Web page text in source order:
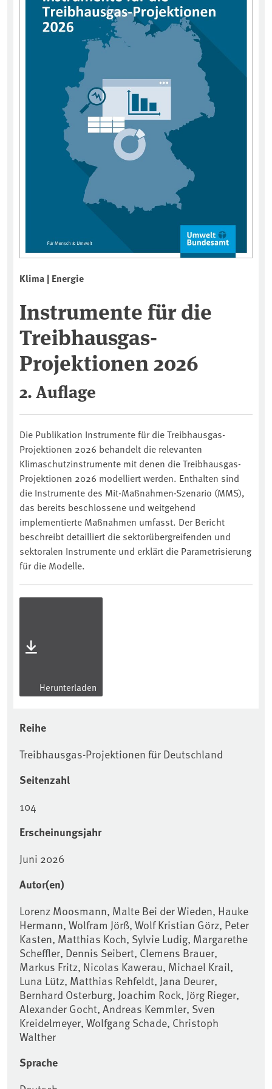
Klima | Energie
Instrumente für die
Treibhausgas-
Projektionen 2026
2. Auflage
Die Publikation Instrumente für die Treibhausgas-
Projektionen 2026 behandelt die relevanten
Klimaschutzinstrumente mit denen die Treibhausgas-
Projektionen 2026 modelliert werden. Enthalten sind
die Instrumente des Mit-Maßnahmen-Szenario (MMS),
das bereits beschlossene und weitgehend
implementierte Maßnahmen umfasst. Der Bericht
beschreibt detailliert die sektorübergreifenden und
sektoralen Instrumente und erklärt die Parametrisierung
für die Modelle.
Herunterladen
Reihe
Treibhausgas-Projektionen für Deutschland
Seitenzahl
104
Erscheinungsjahr
Juni 2026
Autor(en)
Lorenz Moosmann, Malte Bei der Wieden, Hauke
Hermann, Wolfram Jörß, Wolf Kristian Görz, Peter
Kasten, Matthias Koch, Sylvie Ludig, Margarethe
Scheffler, Dennis Seibert, Clemens Brauer,
Markus Fritz, Nicolas Kawerau, Michael Krail,
Luna Lütz, Matthias Rehfeldt, Jana Deurer,
Bernhard Osterburg, Joachim Rock, Jörg Rieger,
Alexander Gocht, Andreas Kemmler, Sven
Kreidelmeyer, Wolfgang Schade, Christoph
Walther
Sprache